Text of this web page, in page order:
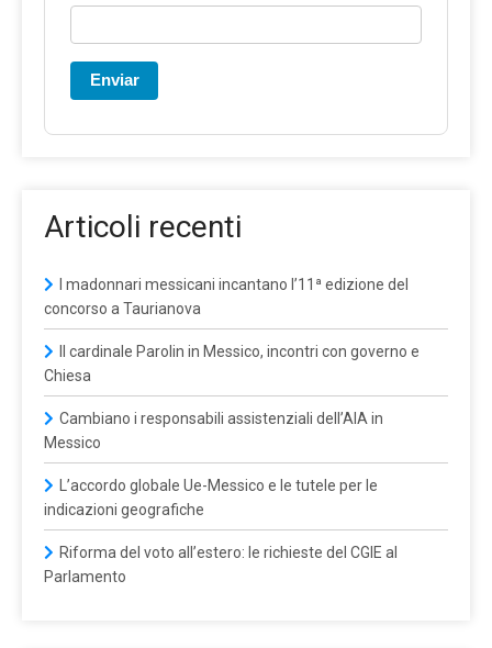
Enviar
Articoli recenti
I madonnari messicani incantano l’11ª edizione del
concorso a Taurianova
Il cardinale Parolin in Messico, incontri con governo e
Chiesa
Cambiano i responsabili assistenziali dell’AIA in
Messico
L’accordo globale Ue-Messico e le tutele per le
indicazioni geografiche
Riforma del voto all’estero: le richieste del CGIE al
Parlamento